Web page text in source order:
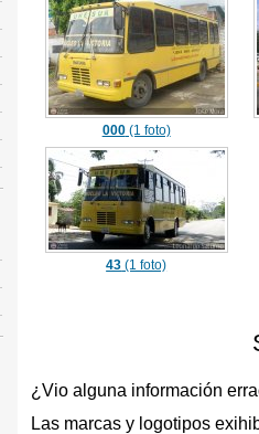
000(1 foto)
43 (1 foto)
¿Vio alguna información
Las marcas y logotipos